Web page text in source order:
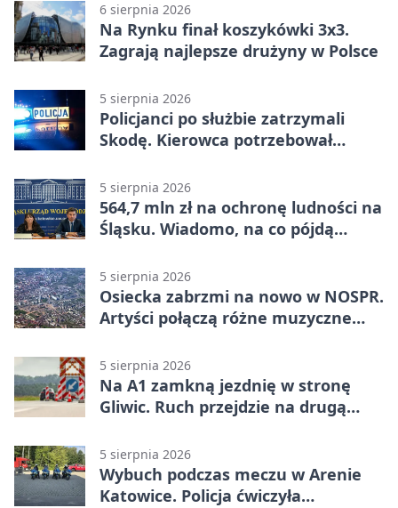
6 sierpnia 2026
Na Rynku finał koszykówki 3x3.
Zagrają najlepsze drużyny w Polsce
5 sierpnia 2026
Policjanci po służbie zatrzymali
Skodę. Kierowca potrzebował
5 sierpnia 2026
564,7 mln zł na ochronę ludności na
Śląsku. Wiadomo, na co pójdą
5 sierpnia 2026
Osiecka zabrzmi na nowo w NOSPR.
Artyści połączą różne muzyczne
5 sierpnia 2026
Na A1 zamkną jezdnię w stronę
Gliwic. Ruch przejdzie na drugą
5 sierpnia 2026
Wybuch podczas meczu w Arenie
Katowice. Policja ćwiczyła